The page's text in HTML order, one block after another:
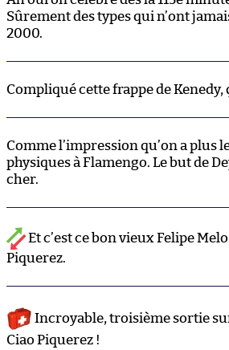
Sûrement des types qui n’ont
2000.
Compliqué cette frappe de Kenedy,
Comme l’impression qu’on a plus
physiques à Flamengo. Le but de
cher.
Et c’est ce bon vieux Felipe
Piquerez.
Incroyable, troisième sortie
Ciao Piquerez !